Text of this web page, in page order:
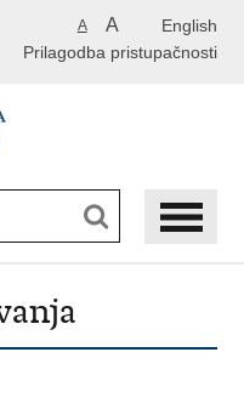
English
A A
Prilagodba pristupačnosti